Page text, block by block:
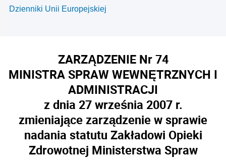
Dzienniki Unii Europejskiej
ZARZĄDZENIE Nr 74
MINISTRA SPRAW WEWNĘTRZNYCH I
ADMINISTRACJI
z dnia 27 września 2007 r.
zmieniające zarządzenie w sprawie
nadania statutu Zakładowi Opieki
Zdrowotnej Ministerstwa Spraw